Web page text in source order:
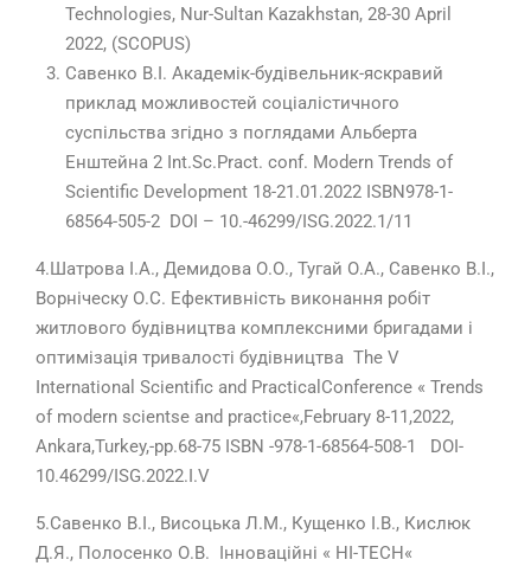
Technologies, Nur-Sultan Kazakhstan, 28-30 April
2022, (SCOPUS)
Савенко В.І. Академік-будівельник-яскравий
приклад можливостей соціалістичного
суспільства згідно з поглядами Альберта
Енштейна 2 Int.Sc.Pract. conf. Modern Trends of
Scientific Development 18-21.01.2022 ISBN978-1-
68564-505-2 DOI – 10.-46299/ISG.2022.1/11
4.Шатрова І.А., Демидова О.О., Тугай О.А., Савенко В.І.,
Ворніческу О.С. Ефективність виконання робіт
житлового будівництва комплексними бригадами і
оптимізація тривалості будівництва The V
International Scientific and PracticalConference « Trends
of modern scientse and practice«,February 8-11,2022,
Ankara,Turkey,-pp.68-75 ISBN -978-1-68564-508-1 DOI-
10.46299/ISG.2022.I.V
5.Савенко В.І., Висоцька Л.М., Кущенко І.В., Кислюк
Д.Я., Полосенко О.В. Інноваційні « HI-TECH«